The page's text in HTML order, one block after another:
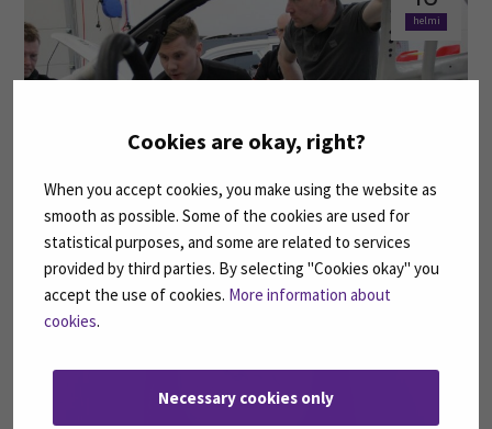
Cookies are okay, right?
When you accept cookies, you make using the website as
smooth as possible. Some of the cookies are used for
statistical purposes, and some are related to services
provided by third parties. By selecting "Cookies okay" you
accept the use of cookies. More information about
cookies.
Necessary cookies only
helmi
Hei sinä tekniikan opiskelua harkitseva nuori!